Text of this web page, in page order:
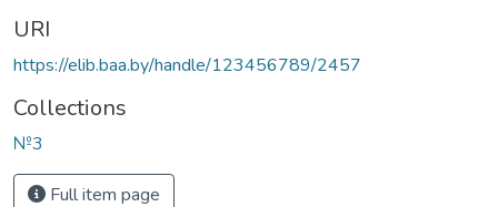
URI
https://elib.baa.by/handle/123456789/2457
Collections
№3
Full item page